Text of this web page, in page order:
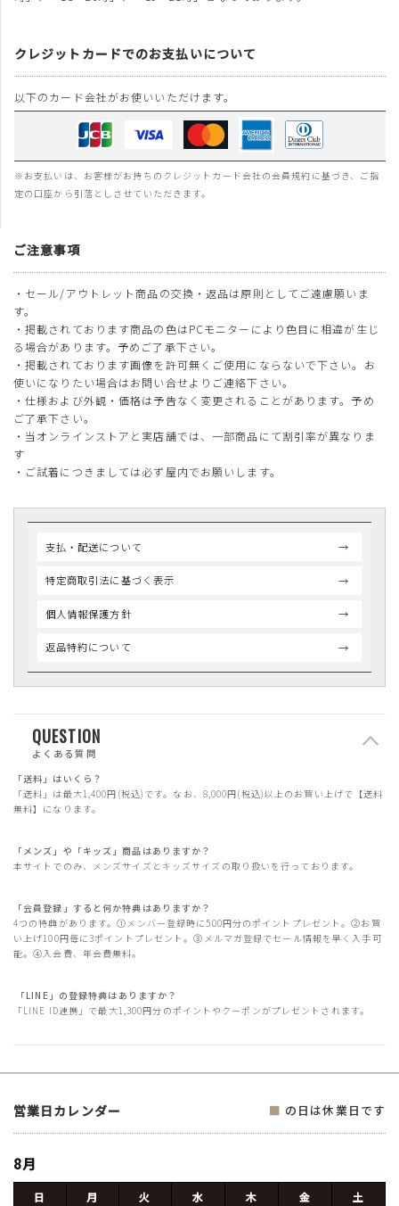
クレジットカードでのお支払いについて
以下のカード会社がお使いいただけます。
※お支払いは、お客様がお持ちのクレジットカード会社の会員規約に基づき、ご指
定の口座から引落としさせていただきます。
ご注意事項
・セール/アウトレット商品の交換・返品は原則としてご遠慮願いま
す。
・掲載されております商品の色はPCモニターにより色目に相違が生じ
る場合があります。予めご了承下さい。
・掲載されております画像を許可無くご使用にならないで下さい。お
使いになりたい場合はお問い合せよりご連絡下さい。
・仕様および外観・価格は予告なく変更されることがあります。予め
ご了承下さい。
・当オンラインストアと実店舗では、一部商品にて割引率が異なりま
す
・ご試着につきましては必ず屋内でお願いします。
支払・配送について
特定商取引法に基づく表示
個人情報保護方針
返品特約について
QUESTION
よくある質問
「送料」はいくら？
「送料」は最大1,400円(税込)です。なお、8,000円(税込)以上のお買い上げで【送料
無料】になります。
「メンズ」や「キッズ」商品はありますか？
本サイトでのみ、メンズサイズとキッズサイズの取り扱いを行っております。
「会員登録」すると何か特典はありますか？
4つの特典があります。①メンバー登録時に500円分のポイントプレゼント。②お買
い上げ100円毎に3ポイントプレゼント。③メルマガ登録でセール情報を早く入手可
能。④入会費、年会費無料。
「LINE」の登録特典はありますか？
「LINE ID連携」で最大1,300円分のポイントやクーポンがプレゼントされます。
営業日カレンダー ■ の日は休業日です
8月
日 月 火 水 木 金
土